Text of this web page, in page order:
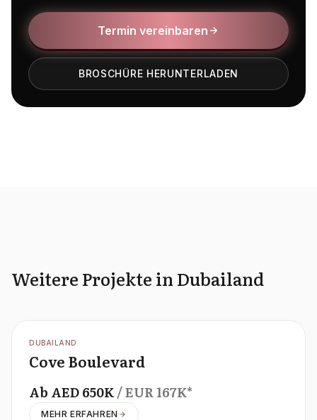
Termin vereinbaren
BROSCHÜRE HERUNTERLADEN
Weitere Projekte in Dubailand
OFFPLAN
DUBAILAND
Cove Boulevard
Ab AED650K/ EUR167K*
MEHR ERFAHREN